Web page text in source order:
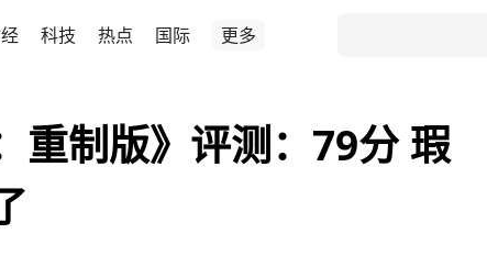
科技 热点 国际 更多
重制版》评测：79分 瑕